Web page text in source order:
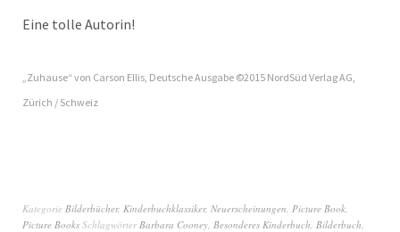
Eine tolle Autorin!
„Zuhause“ von Carson Ellis, Deutsche Ausgabe ©2015 NordSüd Verlag AG,
Zürich / Schweiz
Kategorie Bilderbücher, Kinderbuchklassiker, Neuerscheinungen, Picture Book,
Picture Books SchlagwörterBarbara Cooney, Besonderes Kinderbuch, Bilderbuch,